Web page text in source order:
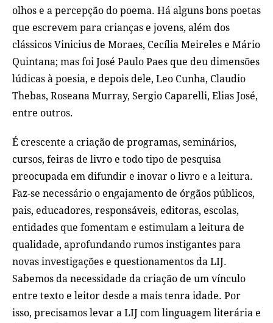
olhos e a percepção do poema. Há alguns bons poetas
que escrevem para crianças e jovens, além dos
clássicos Vinicius de Moraes, Cecília Meireles e Mário
Quintana; mas foi José Paulo Paes que deu dimensões
lúdicas à poesia, e depois dele, Leo Cunha, Claudio
Thebas, Roseana Murray, Sergio Caparelli, Elias José,
entre outros.
É crescente a criação de programas, seminários,
cursos, feiras de livro e todo tipo de pesquisa
preocupada em difundir e inovar o livro e a leitura.
Faz-se necessário o engajamento de órgãos públicos,
pais, educadores, responsáveis, editoras, escolas,
entidades que fomentam e estimulam a leitura de
qualidade, aprofundando rumos instigantes para
novas investigações e questionamentos da LIJ.
Sabemos da necessidade da criação de um vínculo
entre texto e leitor desde a mais tenra idade. Por
isso, precisamos levar a LIJ com linguagem literária e